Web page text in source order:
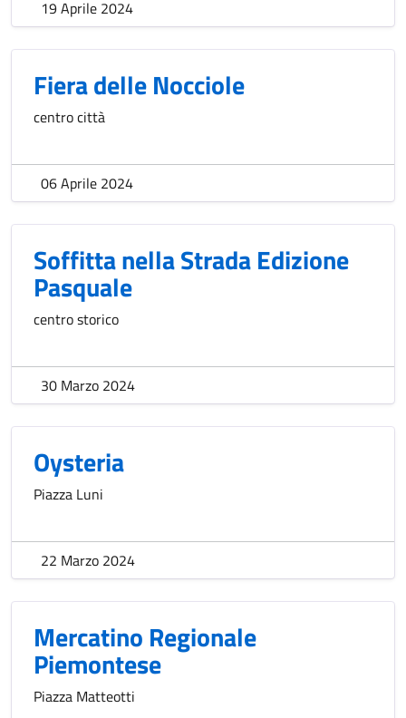
19 Aprile 2024
Fiera delle Nocciole
centro città
06 Aprile 2024
Soffitta nella Strada Edizione
Pasquale
centro storico
30 Marzo 2024
Oysteria
Piazza Luni
22 Marzo 2024
Mercatino Regionale
Piemontese
Piazza Matteotti